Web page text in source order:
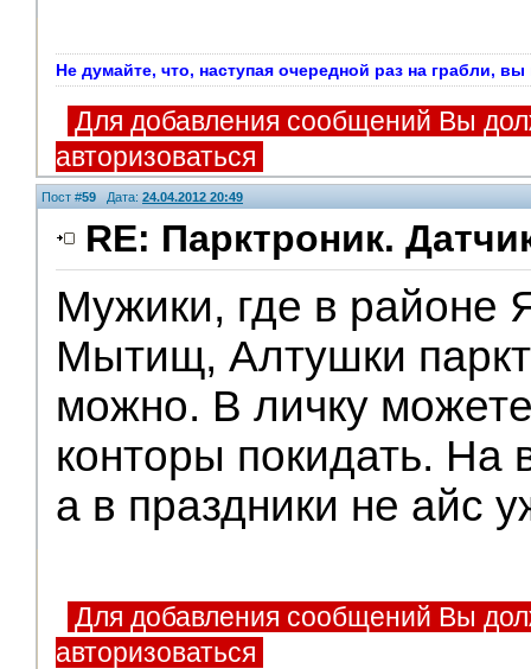
Не думайте, что, наступая очередной раз на грабли,
Для добавления сообщений Вы
авторизоваться
Пост #59 Дата: 24.04.2012 20:49
RE: Парктроник.
Мужики, где в районе
Мытищ, Алтушки
можно. В личку
конторы покидать. На
а в праздники не айс
Для добавления сообщений Вы
авторизоваться